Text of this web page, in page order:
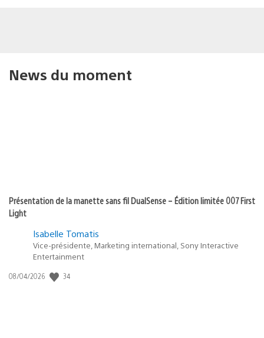
News du moment
Présentation de la manette sans fil DualSense – Édition limitée 007 First
Light
Isabelle Tomatis
Vice-présidente, Marketing international, Sony Interactive
Entertainment
Date
08/04/2026 34